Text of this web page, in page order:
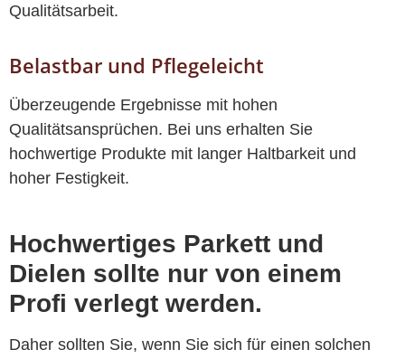
Qualitätsarbeit.
Belastbar und Pflegeleicht
Überzeugende Ergebnisse mit hohen
Qualitätsansprüchen. Bei uns erhalten Sie
hochwertige Produkte mit langer Haltbarkeit und
hoher Festigkeit.
Hochwertiges Parkett und
Dielen sollte nur von einem
Profi verlegt werden.
Daher sollten Sie, wenn Sie sich für einen solchen